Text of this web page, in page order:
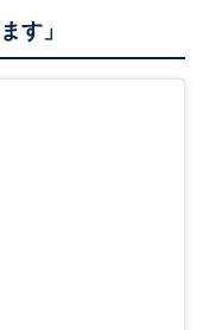
す」